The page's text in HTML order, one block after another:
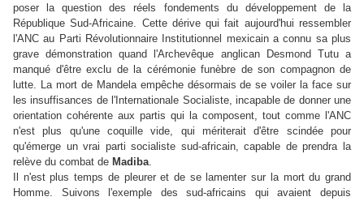
poser la question des réels fondements du développement de la
République Sud-Africaine. Cette dérive qui fait aujourd'hui ressembler
l'ANC au Parti Révolutionnaire Institutionnel mexicain a connu sa plus
grave démonstration quand l'Archevêque anglican Desmond Tutu a
manqué d'être exclu de la cérémonie funèbre de son compagnon de
lutte. La mort de Mandela empêche désormais de se voiler la face sur
les insuffisances de l'Internationale Socialiste, incapable de donner une
orientation cohérente aux partis qui la composent, tout comme l'ANC
n'est plus qu'une coquille vide, qui mériterait d'être scindée pour
qu'émerge un vrai parti socialiste sud-africain, capable de prendra la
relève du combat de Madiba.
Il n'est plus temps de pleurer et de se lamenter sur la mort du grand
Homme. Suivons l'exemple des sud-africains qui avaient depuis